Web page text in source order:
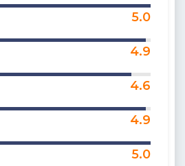
5.0
4.9
4.6
4.9
5.0